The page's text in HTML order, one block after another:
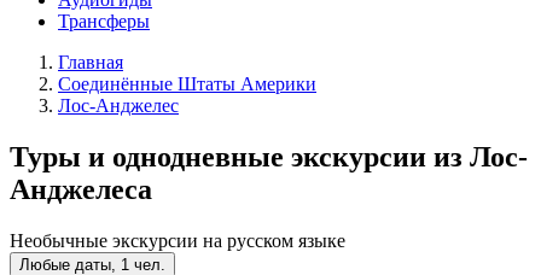
Трансферы
Главная
Соединённые Штаты Америки
Лос-Анджелес
Туры и однодневные экскурсии из Лос-
Анджелеса
Необычные экскурсии на русском языке
Любые даты, 1 чел.